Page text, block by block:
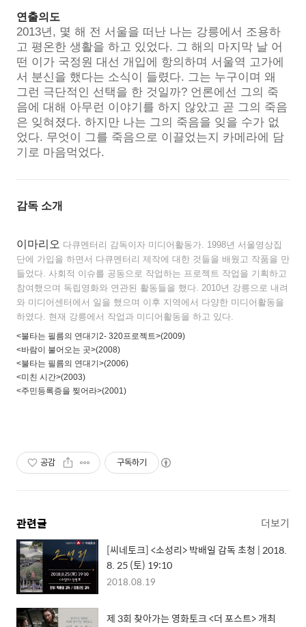
연출의도
2013년, 몇 해 전 서울을 떠난 나는 강릉에서 조용하
고 평온한 생활을 하고 있었다. 그 해의 마지막 날 어
떤 이가 국정원 대선 개입에 항의하며 서울역 고가에
서 분신을 했다는 소식이 들렸다. 그는 누구이며 왜
그런 극단적인 선택을 한 것일까? 언론에선 그의 죽
음에 대해 아무런 이야기를 하지 않았고 곧 그의 죽음
은 잊혀졌다. 하지만 나는 그의 죽음을 잊을 수가 없
었다. 무엇이 그를 죽음으로 이끌었는지 카메라에 담
기로 마음먹었다.
감독 소개
이마리오 다큐멘터리 감독이자 미디어활동가. 1998년 서울영상집
단에 가입을 하면서 다큐멘터리 제작에 대한 것들을 배웠고 작품을 만
들었다. 사회적 이슈를 공동으로 작업하는 프로젝트 작업을 기획하고
참여했으며 독립영화와 연관된 활동들을 했다. 2010년 강릉으로 내려
와 미디어센터에서 일을 했으며 이후 지역에서 다양한 미디어활동을
하였다. 현재 강릉에서 작업과 미디어활동을 하고 있다.
<불타는 필름의 연대기2- 320프로젝트>(2009)
<바람이 불어오는 곳>(2008)
<불타는 필름의 연대기>(2006)
<미친 시간>(2003)
<주민등록증을 찢어라>(2001)
공감 구독하기
관련글 더보기
[씨네토크] <소성리> 박배일 감독 초청 | 2018.
8. 25 (토) 19:10
2018.08.19
제 3회 찾아가는 영화토크 <더 포스트> 개최